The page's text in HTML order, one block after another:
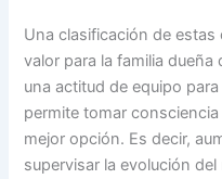
Una clasificación de
valor para la familia dueña
una actitud de equipo
permite tomar
mejor opción. Es decir,
supervisar la evolución